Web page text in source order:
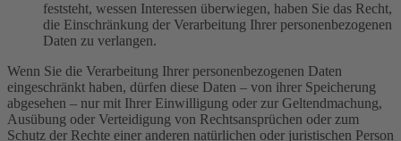
feststeht, wessen Interessen überwiegen, haben Sie das Recht,
die Einschränkung der Verarbeitung Ihrer personenbezogenen
Daten zu verlangen.
Wenn Sie die Verarbeitung Ihrer personenbezogenen Daten
eingeschränkt haben, dürfen diese Daten – von ihrer Speicherung
abgesehen – nur mit Ihrer Einwilligung oder zur Geltendmachung,
Ausübung oder Verteidigung von Rechtsansprüchen oder zum
Schutz der Rechte einer anderen natürlichen oder juristischen Person